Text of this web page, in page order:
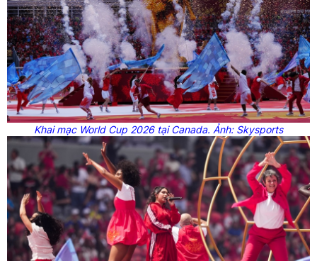
Khai mạc World Cup 2026 tạiCanada. Ảnh: Skysports